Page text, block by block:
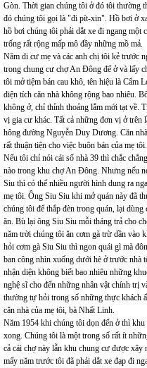
Gòn. Thời gian chúng tôi ở đó tôi thường
đó chúng tôi gọi là "đi pít-xin". Hồ bơi ở
hồ bơi chúng tôi phải dắt xe đi ngang một
trống rất rộng mấp mô đầy những mồ mả.
Năm di cư mẹ và các anh chị tôi kẻ trước
trong chung cư chợ An Đông để ở và lấy
tôi mở tiệm bán cau khô, tên hiệu là Cẩm
diện tích căn nhà không rộng bao nhiêu.
không ở, chỉ thỉnh thoảng lắm mới tạt về.
vị gia cư khác. Tất cả những đơn vị ở trên
hông đường Nguyễn Duy Dương. Căn
rất thuận tiện cho việc buôn bán của mẹ tôi.
Nếu tôi chỉ nói cái số nhà 39 thì chắc
nào trong khu chợ An Đông. Nhưng nếu
Siu thì có thể nhiều người hình dung ra
mẹ tôi. Ông Siu Siu khi mở quán này đã
chúng tôi để thắp đèn trong quán, lại
ăn. Bù lại ông Siu Siu mỗi tháng trả cho
năm trời chúng tôi ăn cơm gà trừ dần vào
hỏi cơm gà Siu Siu thì ngon quái gì mà
ban công nhìn xuống dưới hè ở trước nhà
nhận diện không biết bao nhiêu những
nghệ sĩ cho đến những nhân vật chính trị
thường tự hỏi trong số những thực khách
căn nhà của mẹ tôi, bà Nhất Linh.
Năm 1954 khi chúng tôi dọn đến ở thì
xong. Chúng tôi là một trong số rất ít
cả cái chợ này lẫn khu chung cư được xây
mấy năm trước tôi đã phải dắt xe đạp đi